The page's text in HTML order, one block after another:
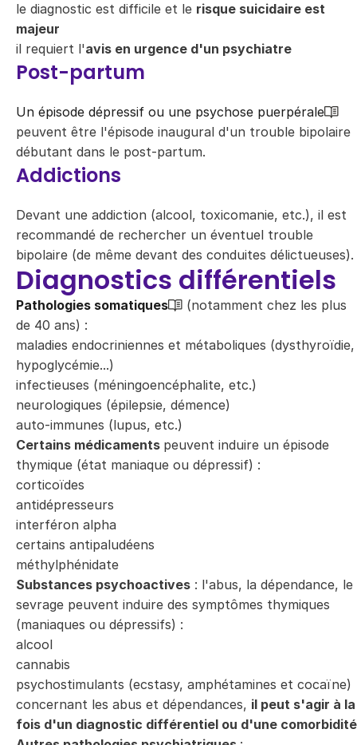
le diagnostic est difficile et le risque suicidaire est
majeur
il requiert l'avis en urgence d'un psychiatre
Post-partum
Un épisode dépressif ou une psychose puerpérale
peuvent être l'épisode inaugural d'un trouble bipolaire
débutant dans le post-partum.
Addictions
Devant une addiction (alcool, toxicomanie, etc.), il est
recommandé de rechercher un éventuel trouble
bipolaire (de même devant des conduites délictueuses).
Diagnostics différentiels
Pathologies somatiques
(notamment chez les plus
de 40 ans) :
maladies endocriniennes et métaboliques (dysthyroïdie,
hypoglycémie...)
infectieuses (méningoencéphalite, etc.)
neurologiques (épilepsie, démence)
auto-immunes (lupus, etc.)
Certains médicaments peuvent induire un épisode
thymique (état maniaque ou dépressif) :
corticoïdes
antidépresseurs
interféron alpha
certains antipaludéens
méthylphénidate
Substances psychoactives : l'abus, la dépendance, le
sevrage peuvent induire des symptômes thymiques
(maniaques ou dépressifs) :
alcool
cannabis
psychostimulants (ecstasy, amphétamines et cocaïne)
concernant les abus et dépendances, il peut s'agir à la
fois d'un diagnostic différentiel ou d'une comorbidité